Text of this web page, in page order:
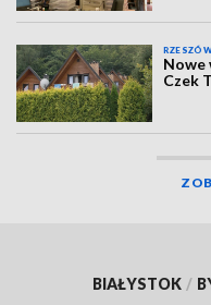
Nowe
Czek
BIAŁYSTOK /